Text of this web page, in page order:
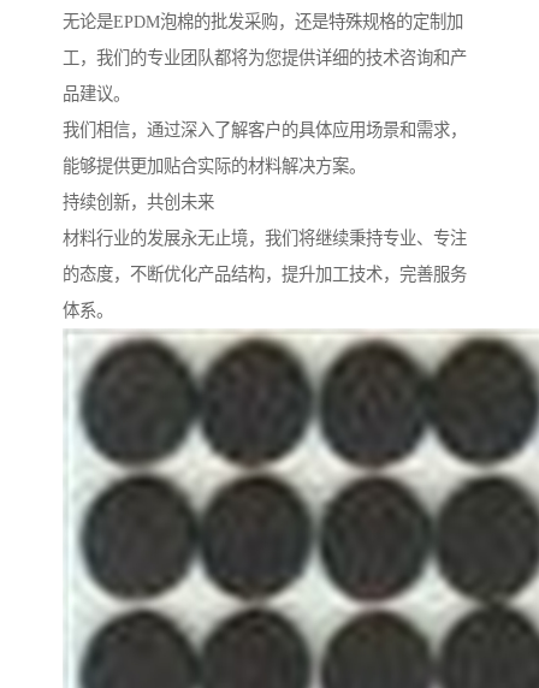
无论是EPDM泡棉的批发采购，还是特殊规格的定制加
工，我们的专业团队都将为您提供详细的技术咨询和产
品建议。
我们相信，通过深入了解客户的具体应用场景和需求，
能够提供更加贴合实际的材料解决方案。
持续创新，共创未来
材料行业的发展永无止境，我们将继续秉持专业、专注
的态度，不断优化产品结构，提升加工技术，完善服务
体系。